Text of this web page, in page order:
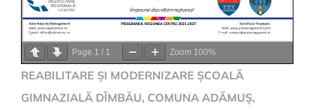
Page 1 / 1 Zoom 100%
REABILITARE ȘI MODERNIZARE ȘCOALĂ
GIMNAZIALĂ DÎMBĂU, COMUNA ADĂMUȘ,